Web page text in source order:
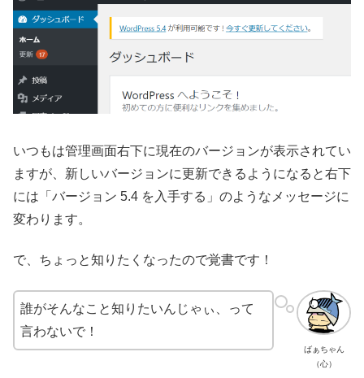
いつもは管理画面右下に現在のバージョンが表示されてい
ますが、新しいバージョンに更新できるようになると右下
には「バージョン 5.4 を入手する」のようなメッセージに
変わります。
で、ちょっと知りたくなったので覚書です！
ばぁちゃん
（心）
誰がそんなこと知りたいんじゃぃ、って
言わないで！